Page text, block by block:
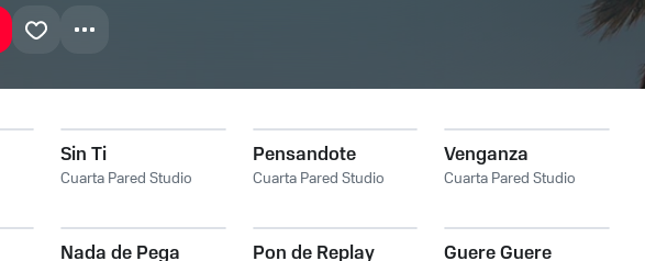
Sin Ti
Cuarta Pared Studio
Pensandote
Cuarta Pared Studio
Venganza
Cuarta Pared Studio
Nada de Pega
Pon de Replay Guere Guere